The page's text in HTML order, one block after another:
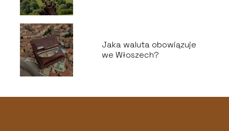
Jaka waluta obowiązuje
we Włoszech?